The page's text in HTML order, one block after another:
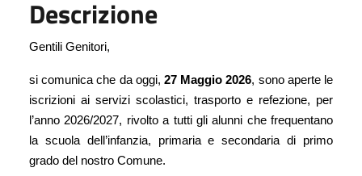
Descrizione
Gentili Genitori,
si comunica che da oggi, 27 Maggio 2026, sono aperte le
iscrizioni ai servizi scolastici, trasporto e refezione, per
l’anno 2026/2027, rivolto a tutti gli alunni che frequentano
la scuola dell’infanzia, primaria e secondaria di primo
grado del nostro Comune.